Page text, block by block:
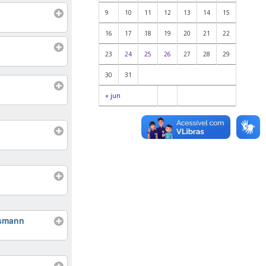
« jun
9 10 11 12 13 14 15
16 17 18 19 20 21 22
23 24 25 26 27 28 29
30 31